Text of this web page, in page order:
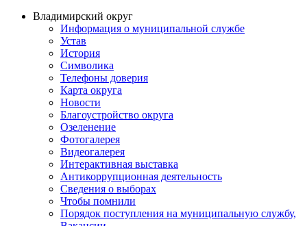
Владимирский округ
Информация о муниципальной службе
Устав
История
Символика
Телефоны доверия
Карта округа
Новости
Благоустройство округа
Озеленение
Фотогалерея
Видеогалерея
Интерактивная выставка
Антикоррупционная деятельность
Сведения о выборах
Чтобы помнили
Порядок поступления на муниципальную службу,